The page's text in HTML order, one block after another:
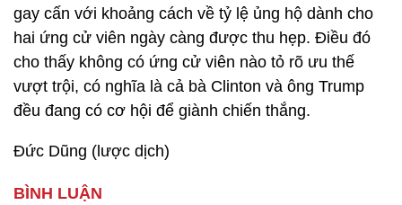
gay cấn với khoảng cách về tỷ lệ ủng hộ dành cho
hai ứng cử viên ngày càng được thu hẹp. Điều đó
cho thấy không có ứng cử viên nào tỏ rõ ưu thế
vượt trội, có nghĩa là cả bà Clinton và ông Trump
đều đang có cơ hội để giành chiến thắng.
Đức Dũng (lược dịch)